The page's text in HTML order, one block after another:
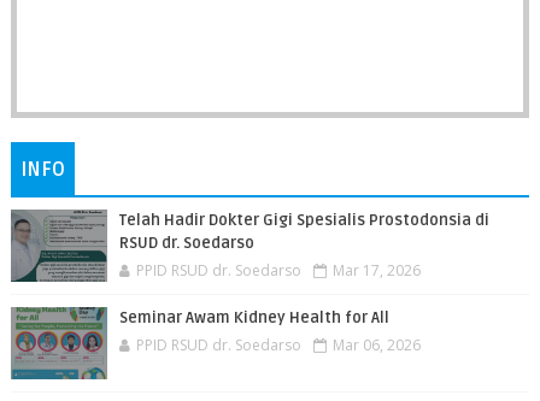
INFO
Telah Hadir Dokter Gigi Spesialis Prostodonsia di
RSUD dr. Soedarso
PPID RSUD dr. Soedarso Mar 17, 2026
Seminar Awam Kidney Health for All
PPID RSUD dr. Soedarso Mar 06, 2026